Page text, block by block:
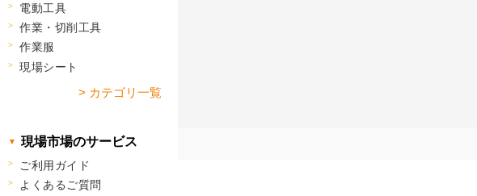
電動工具
作業・切削工具
作業服
現場シート
> カテゴリ一覧
現場市場のサービス
ご利用ガイド
よくあるご質問